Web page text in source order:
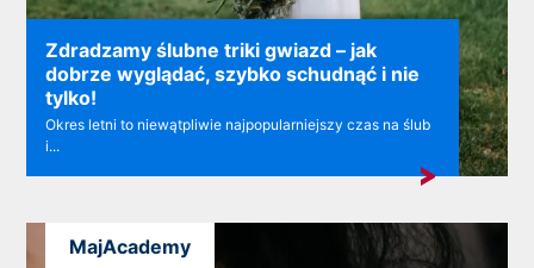
Zdradzamy ślubne triki gwiazd – jak
dobrze wyglądać, szybko schudnąć i nie
tylko!
Okres letni to niewątpliwie najpopularniejszy czas na ślub
i...
MajAcademy